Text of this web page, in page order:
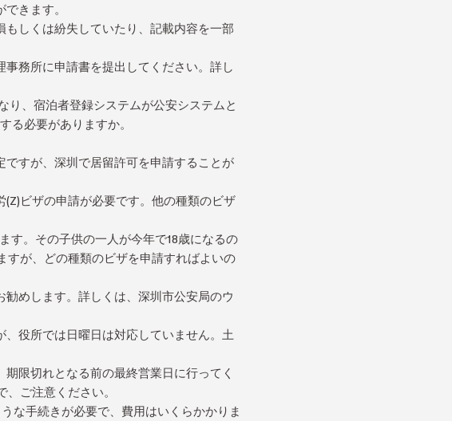
きます。
しくは紛失していたり、記載内容を一部
務所に申請書を提出してください。詳し
、宿泊者登録システムが公安システムと
る必要がありますか。
すが、深圳で居留許可を申請することが
ビザの申請が必要です。他の種類のビザ
す。その子供の一人が今年で18歳になるの
が、どの種類のビザを申請すればよいの
めします。詳しくは、深圳市公安局のウ
役所では日曜日は対応していません。土
限切れとなる前の最終営業日に行ってく
ご注意ください。
な手続きが必要で、費用はいくらかかりま